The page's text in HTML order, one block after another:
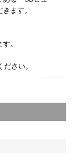
ます。
。
さい。